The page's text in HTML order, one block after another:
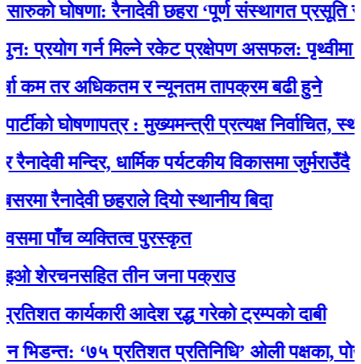
घोषणा: रैनादेवी छहरा ‘पूर्ण संस्थागत प्रसूति
गर्न मिल्ने रकेट प्रक्षेपण असफल: पृथ्वीमा फर्कने
तर अधिकतम र न्यूनतम तापक्रम बढी हुने
घोषणापत्र : मुख्यमन्त्री प्रत्यक्ष निर्वाचित, स्थानीय
मन्दिर, धार्मिक पर्यटकीय विकासमा जुर्मराउँदै
छहराले दियो स्थानीय बिदा
व्यक्तित्व पुरस्कृत
तीन जना पक्राउ
कार्यकारी आदेश रद्ध गरेको ट्रम्पको दाबी
‘७५ प्रतिशत प्रतिनिधि’ ओली पक्षका,